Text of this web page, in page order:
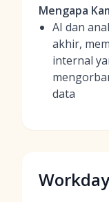
Mengapa
AI dan
akhir,
internal
data